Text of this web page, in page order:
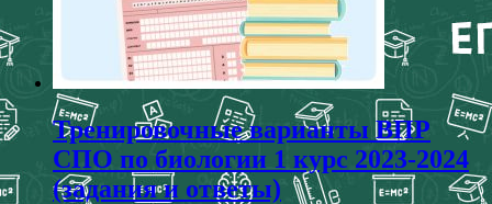
Тренировочные варианты ВПР
СПО по биологии 1 курс 2023-2024
(задания и ответы)